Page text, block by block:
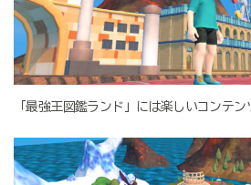
「最強王図鑑ランド」には楽しいコンテン